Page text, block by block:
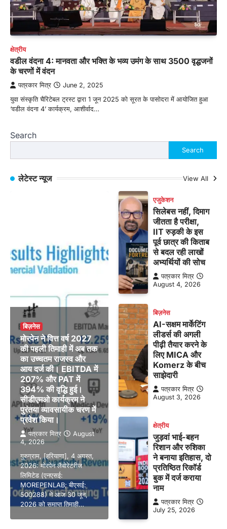
क्षेत्रीय
वडील वंदना 4: मानवता और भक्ति के भव्य उमंग के साथ 3500 वृद्धजनों
के चरणों में वंदन
पत्रकार मित्र June 2, 2025
युवा संस्कृति चैरिटेबल ट्रस्ट द्वारा 1 जून 2025 को सूरत के पासोदरा में आयोजित हुआ
‘वडील वंदना 4’ कार्यक्रम, आशीर्वाद…
Search
Search
लेटेस्ट न्यूज View All
बिज़नेस
मोरपेन ने वित्त वर्ष 2027
की पहली तिमाही में अब तक
का उच्चतम राजस्व और
आय दर्ज की। EBITDA में
207% और PAT में
394% की वृद्धि हुई।
सीडीएमओ कार्यक्रम ने
पुरंतया व्यावसायीक चरण में
प्रवेश किया।
पत्रकार मित्र
August
4, 2026
गुरुग्राम, [हरियाणा], 4 अगस्त,
2026: मोरपेन लैबोरेटरीज
लिमिटेड (एनएसई:
MOREPENLAB; बीएसई:
500288) ने आज 30 जून,
2026 को समाप्त तिमाही…
एजुकेशन
सिलेबस नहीं, दिमाग
जीतता है परीक्षा,
IIT रुड़की के इस
पूर्व छात्र की किताब
से बदल रही लाखों
अभ्यर्थियों की सोच
पत्रकार मित्र
August 4, 2026
बिज़नेस
AI-सक्षम मार्केटिंग
लीडर्स की अगली
पीढ़ी तैयार करने के
लिए MICA और
Komerz के बीच
साझेदारी
पत्रकार मित्र
August 3, 2026
क्षेत्रीय
जुड़वां भाई-बहन
रिशान और रुशिका
ने बनाया इतिहास, दो
प्रतिष्ठित रिकॉर्ड
बुक में दर्ज कराया
नाम
पत्रकार मित्र
July 25, 2026